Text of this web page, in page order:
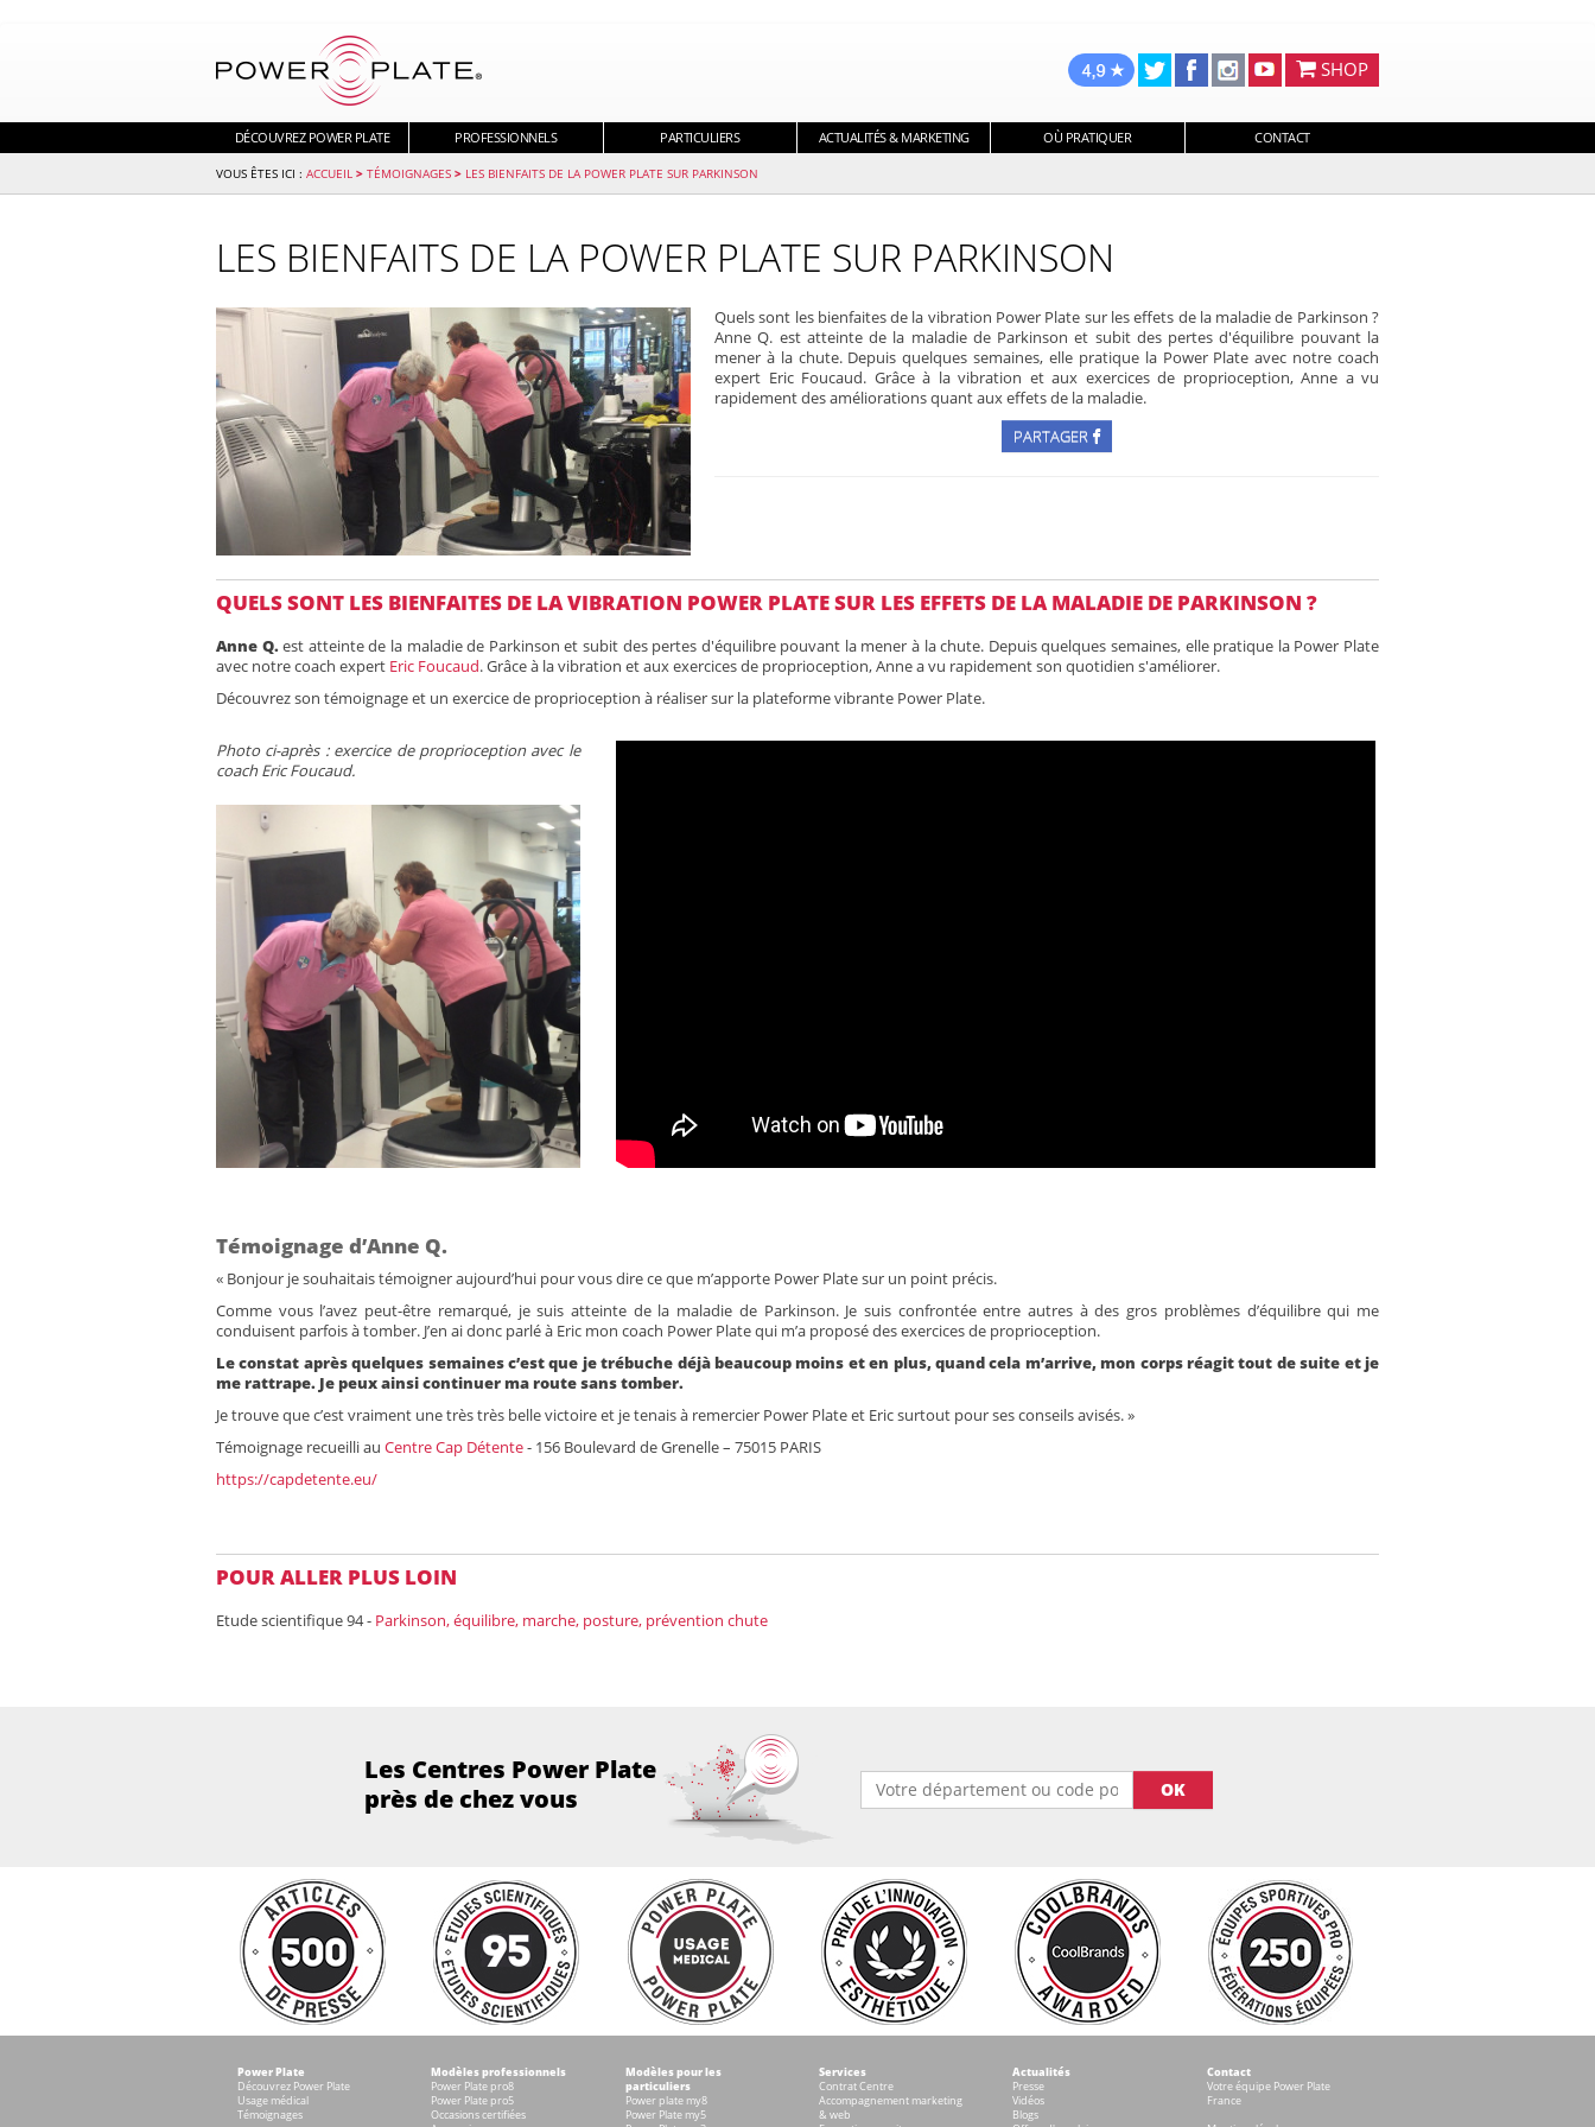
SHOP
DÉCOUVREZ POWER PLATE PROFESSIONNELS PARTICULIERS ACTUALITÉS & MARKETING OÙ PRATIQUER CONTACT
ACCUEIL > TÉMOIGNAGES > LES BIENFAITS DE LA POWER PLATE SUR PARKINSON
LES BIENFAITS DE LA POWER PLATE SUR PARKINSON
Quels sont les bienfaites de la vibration Power Plate sur les effets de la maladie de Parkinson ?
Anne Q. est atteinte de la maladie de Parkinson et subit des pertes d'équilibre pouvant la
mener à la chute. Depuis quelques semaines, elle pratique la Power Plate avec notre coach
expert Eric Foucaud. Grâce à la vibration et aux exercices de proprioception, Anne a vu
rapidement des améliorations quant aux effets de la maladie.
PARTAGER
QUELS SONT LES BIENFAITES DE LA VIBRATION POWER PLATE SUR LES EFFETS DE LA MALADIE DE PARKINSON ?
Anne Q.est atteinte de la maladie de Parkinson et subit des pertes d'équilibre pouvant la mener à la chute. Depuis quelques semaines, elle pratique la Power Plate
avec notre coach expert Eric Foucaud. Grâce à la vibration et aux exercices de proprioception, Anne a vu rapidement son quotidien s'améliorer.
Découvrez son témoignage et un exercice de proprioception à réaliser sur la plateforme vibrante Power Plate.
Photo ci-après : exercice de proprioception avec le
coach Eric Foucaud.
Témoignage d’Anne Q.
« Bonjour je souhaitais témoigner aujourd’hui pour vous dire ce que m’apporte Power Plate sur un point précis.
Comme vous l’avez peut-être remarqué, je suis atteinte de la maladie de Parkinson. Je suis confrontée entre autres à des gros problèmes d’équilibre qui me
conduisent parfois à tomber. J’en ai donc parlé à Eric mon coach Power Plate qui m’a proposé des exercices de proprioception.
Le constat après quelques semaines c’est que je trébuche déjà beaucoup moins et en plus, quand cela m’arrive, mon corps réagit tout de suite et je
me rattrape. Je peux ainsi continuer ma route sans tomber.
Je trouve que c’est vraiment une très très belle victoire et je tenais à remercier Power Plate et Eric surtout pour ses conseils avisés. »
Témoignage recueilli au Centre Cap Détente- 156 Boulevard de Grenelle – 75015 PARIS
https://capdetente.eu/
POUR ALLER PLUS LOIN
Etude scientifique 94 - Parkinson, équilibre, marche, posture, prévention chute
Les Centres Power Plate
près de chez vous
OK
Power Plate
Découvrez Power Plate
Usage médical
Témoignages
Modèles professionnels
Power Plate pro8
Power Plate pro5
Occasions certifiées
Modèles pour les
particuliers
Power plate my8
Power Plate my5
Services
Contrat Centre
Accompagnement marketing
& web
Actualités
Presse
Vidéos
Blogs
Contact
Votre équipe Power Plate
France